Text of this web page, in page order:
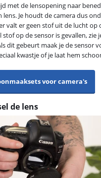
met de lensopening naar
lens. Je houdt de camera dus
valt er geen stof uit de lucht op
stof op de sensor is gevallen, zie
dit gebeurt maak je de sensor
kwastje of je laat hem
voor camera's
de lens